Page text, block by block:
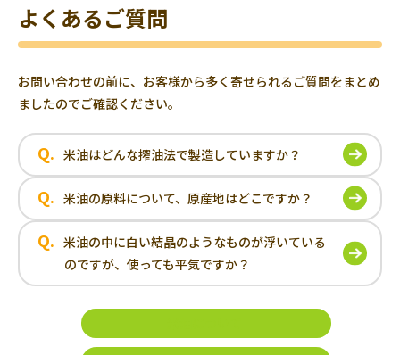
よくあるご質問
お問い合わせの前に、お客様から多く寄せられるご質問をまとめ
ましたのでご確認ください。
Q. 米油はどんな搾油法で製造していますか？
Q. 米油の原料について、原産地はどこですか？
Q. 米油の中に白い結晶のようなものが浮いている
のですが、使っても平気ですか？